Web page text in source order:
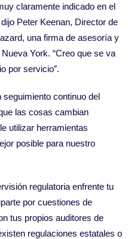
claramente indicado en el
Peter Keenan, Director de
una firma de asesoría y
York. “Creo que se va
por servicio”.
continuo del
las cosas cambian
utilizar herramientas
posible para nuestro
regulatoria enfrente tu
por cuestiones de
tus propios auditores de
regulaciones estatales o